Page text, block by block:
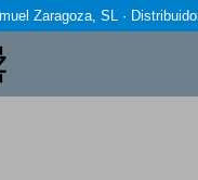
Zaragoza, SL ·